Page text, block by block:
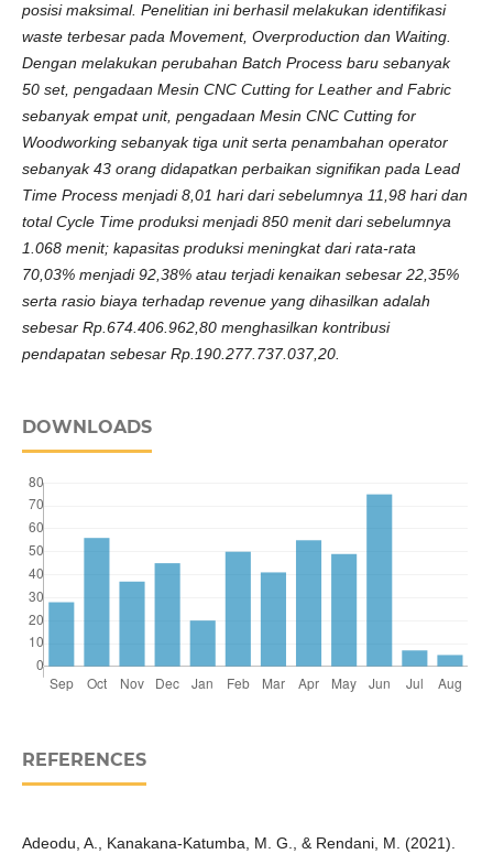
posisi maksimal. Penelitian ini berhasil melakukan identifikasi
waste terbesar pada Movement, Overproduction dan Waiting.
Dengan melakukan perubahan Batch Process baru sebanyak
50 set, pengadaan Mesin CNC Cutting for Leather and Fabric
sebanyak empat unit, pengadaan Mesin CNC Cutting for
Woodworking sebanyak tiga unit serta penambahan operator
sebanyak 43 orang didapatkan perbaikan signifikan pada Lead
Time Process menjadi 8,01 hari dari sebelumnya 11,98 hari dan
total Cycle Time produksi menjadi 850 menit dari sebelumnya
1.068 menit; kapasitas produksi meningkat dari rata-rata
70,03% menjadi 92,38% atau terjadi kenaikan sebesar 22,35%
serta rasio biaya terhadap revenue yang dihasilkan adalah
sebesar Rp.674.406.962,80 menghasilkan kontribusi
pendapatan sebesar Rp.190.277.737.037,20.
DOWNLOADS
REFERENCES
Adeodu, A., Kanakana-Katumba, M. G., & Rendani, M. (2021).